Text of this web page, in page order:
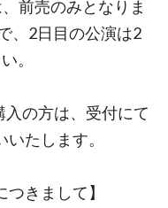
前売のみとなりま
、2日目の公演は2
。
の方は、受付にて
たします。
きまして】